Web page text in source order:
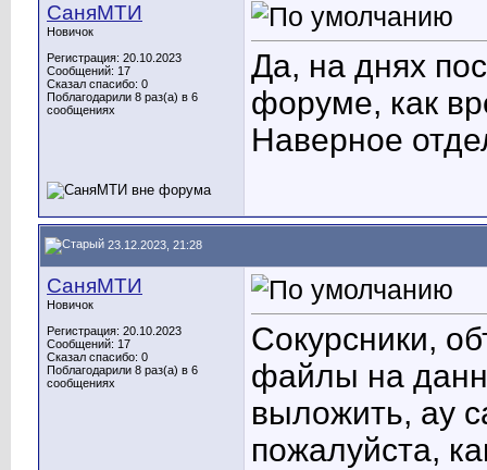
СаняМТИ
Новичок
Регистрация: 20.10.2023
Сообщений: 17
Сказал спасибо: 0
Поблагодарили 8 раз(а) в 6
сообщениях
Да, на днях
форуме, как
Наверное
23.12.2023, 21:28
СаняМТИ
Новичок
Регистрация: 20.10.2023
Сообщений: 17
Сказал спасибо: 0
Поблагодарили 8 раз(а) в 6
сообщениях
Сокурсники,
файлы на
выложить, ау
пожалуйста,